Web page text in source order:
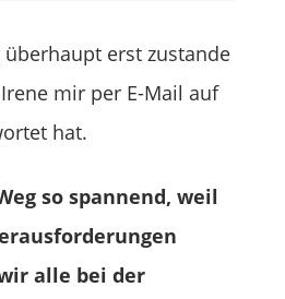
überhaupt erst zustande
mir per E-Mail auf
hat.
so spannend, weil
alle bei der